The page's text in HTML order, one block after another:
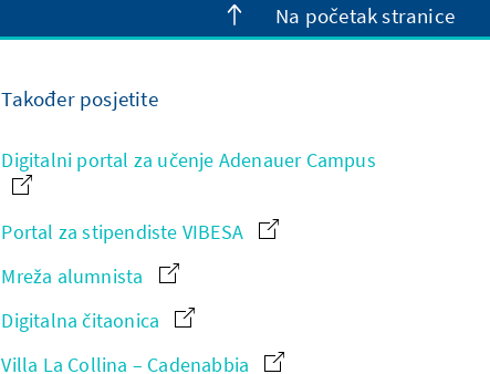
Na početak stranice
Također posjetite
Digitalni portal za učenje Adenauer Campus
Portal za stipendiste VIBESA
Mreža alumnista
Digitalna čitaonica
Villa La Collina – Cadenabbia